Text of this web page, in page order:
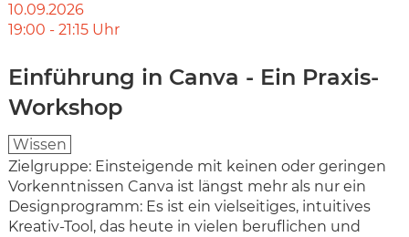
10.09.2026
19:00 - 21:15 Uhr
Einführung in Canva - Ein Praxis-
Workshop
Wissen
Zielgruppe: Einsteigende mit keinen oder geringen
Vorkenntnissen Canva ist längst mehr als nur ein
Designprogramm: Es ist ein vielseitiges, intuitives
Kreativ-Tool, das heute in vielen beruflichen und